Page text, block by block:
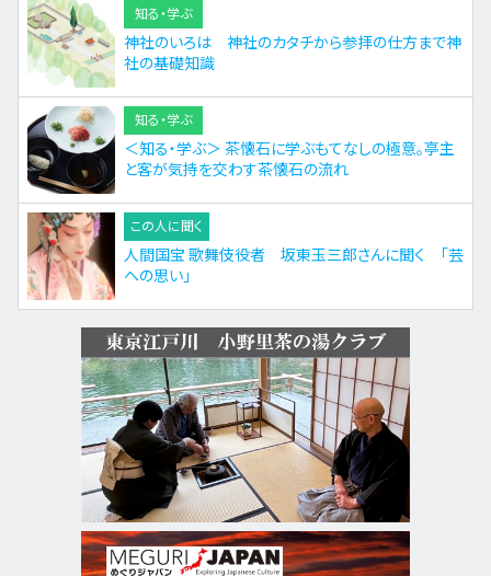
知る・学ぶ
神社のいろは 神社のカタチから参拝の仕方まで神
社の基礎知識
知る・学ぶ
＜知る・学ぶ＞ 茶懐石に学ぶもてなしの極意。亭主
と客が気持を交わす茶懐石の流れ
この人に聞く
人間国宝 歌舞伎役者 坂東玉三郎さんに聞く 「芸
への思い」